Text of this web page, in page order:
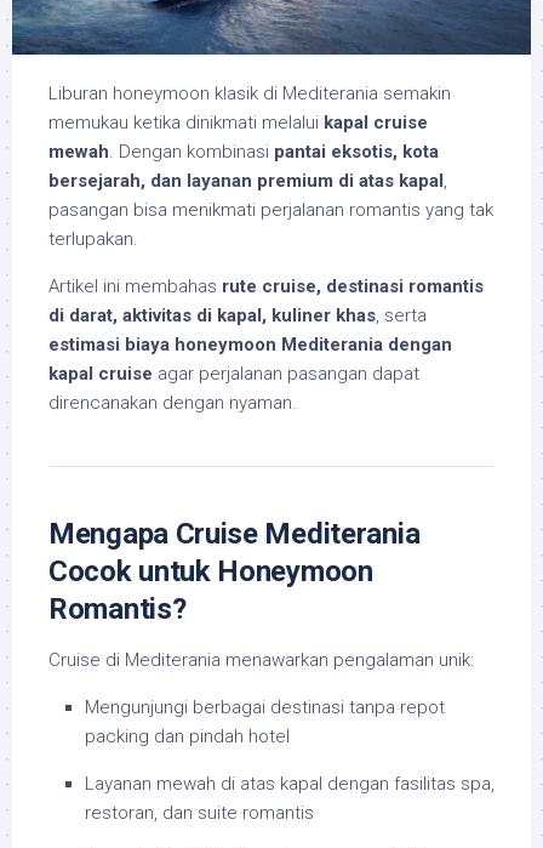
Liburan honeymoon klasik di Mediterania semakin
memukau ketika dinikmati melalui kapal cruise
mewah. Dengan kombinasi pantai eksotis, kota
bersejarah, dan layanan premium di atas kapal ,
pasangan bisa menikmati perjalanan romantis yang tak
terlupakan.
Artikel ini membahas rute cruise, destinasi romantis
di darat, aktivitas di kapal, kuliner khas, serta
estimasi biaya honeymoon Mediterania dengan
kapal cruise agar perjalanan pasangan dapat
direncanakan dengan nyaman.
Mengapa Cruise Mediterania
Cocok untuk Honeymoon
Romantis?
Cruise di Mediterania menawarkan pengalaman unik:
Mengunjungi berbagai destinasi tanpa repot
packing dan pindah hotel
Layanan mewah di atas kapal dengan fasilitas spa,
restoran, dan suite romantis